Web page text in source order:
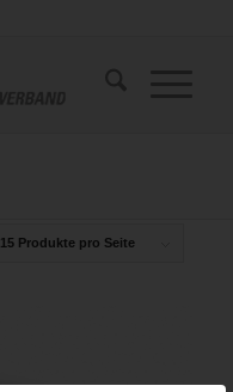
15 Produkte pro Seite